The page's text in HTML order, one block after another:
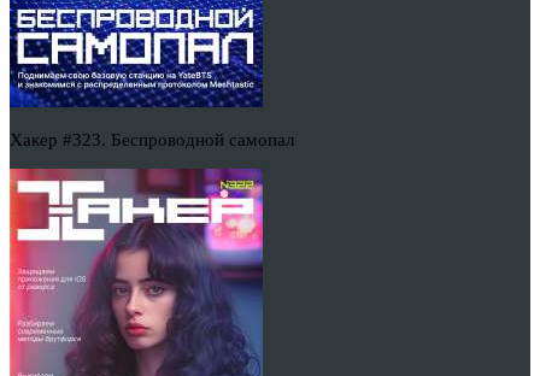
Хакер #323. Беспроводной самопал